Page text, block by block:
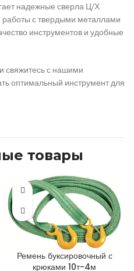
надежные сверла Ц/Х
с твердыми металлами
инструментов и удобные
свяжитесь с нашими
оптимальный инструмент для
товары
Ремень буксировочный с
крюками 10т-4м